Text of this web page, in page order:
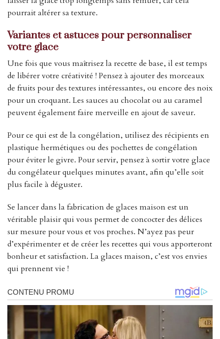
pourrait altérer sa texture.
Variantes et astuces pour personnaliser
votre glace
Une fois que vous maîtrisez la recette de base, il est temps
de libérer votre créativité ! Pensez à ajouter des morceaux
de fruits pour des textures intéressantes, ou encore des noix
pour un croquant. Les sauces au chocolat ou au caramel
peuvent également faire merveille en ajout de saveur.
Pour ce qui est de la congélation, utilisez des récipients en
plastique hermétiques ou des pochettes de congélation
pour éviter le givre. Pour servir, pensez à sortir votre glace
du congélateur quelques minutes avant, afin qu’elle soit
plus facile à déguster.
Se lancer dans la fabrication de glaces maison est un
véritable plaisir qui vous permet de concocter des délices
sur mesure pour vous et vos proches. N’ayez pas peur
d’expérimenter et de créer les recettes qui vous apporteront
bonheur et satisfaction. La glaces maison, c’est vos envies
qui prennent vie !